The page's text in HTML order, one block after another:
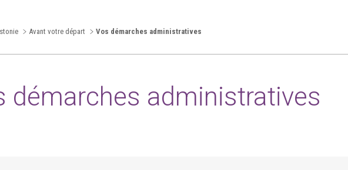
Avant votre départ Vos démarches administratives
démarches administratives